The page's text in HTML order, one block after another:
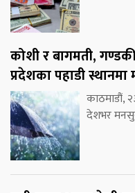
कोशी र बागमती,
प्रदेशका पहाडी
काठमाडौं,
देशभर